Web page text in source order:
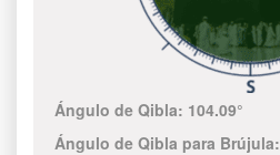
Ángulo de Qibla: 104.09°
Ángulo de Qibla para Brújula: